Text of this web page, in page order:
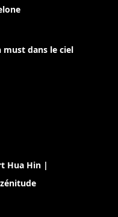
must dans le ciel
Hua Hin |